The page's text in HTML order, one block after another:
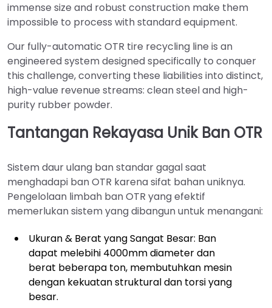
immense size and robust construction make them
impossible to process with standard equipment.
Our fully-automatic OTR tire recycling line is an
engineered system designed specifically to conquer
this challenge, converting these liabilities into distinct,
high-value revenue streams: clean steel and high-
purity rubber powder.
Tantangan Rekayasa Unik Ban OTR
Sistem daur ulang ban standar gagal saat
menghadapi ban OTR karena sifat bahan uniknya.
Pengelolaan limbah ban OTR yang efektif
memerlukan sistem yang dibangun untuk menangani:
Ukuran & Berat yang Sangat Besar: Ban
dapat melebihi 4000mm diameter dan
berat beberapa ton, membutuhkan mesin
dengan kekuatan struktural dan torsi yang
besar.